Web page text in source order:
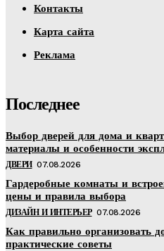
Контакты
Карта сайта
Реклама
Последнее
Выбор дверей для дома и
материалы и особенности
ДВЕРИ 07.08.2026
Гардеробные комнаты и
цены и правила выбора
ДИЗАЙН И ИНТЕРЬЕР 07.08.2026
Как правильно организовать
практические советы